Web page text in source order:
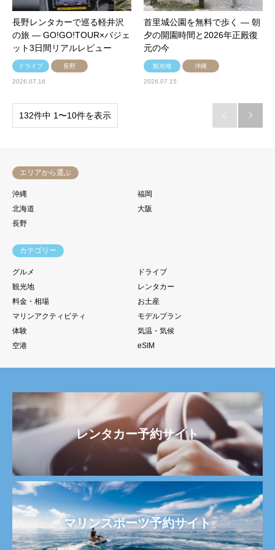
長野レンタカーで巡る軽井沢
の旅 — GO!GO!TOUR×バジェ
ット3日間リアルレビュー
ドライブ 長野
2026.07.16
首里城公園を無料で歩く — 朝
夕の開園時間と2026年正殿復
元の今
観光地 沖縄
2026.07.15
132件中 1〜10件を表示  
エリアから選ぶ
沖縄
福岡
北海道
大阪
長野
カテゴリー
グルメ
ドライブ
観光地
レンタカー
料金・相場
お土産
マリンアクティビティ
モデルプラン
体験
気温・気候
空港
eSIM
レンタカー予約サイト
マリンスポーツ予約サイト